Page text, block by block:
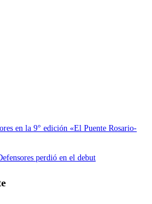
en la 9° edición «El Puente Rosario-
perdió en el debut